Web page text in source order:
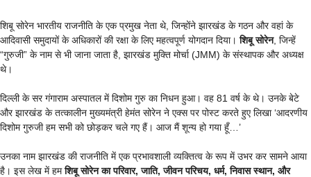
शिबू सोरेन भारतीय राजनीति के एक प्रमुख नेता थे, जिन्होंने झारखंड के गठन और वहां के
आदिवासी समुदायों के अधिकारों की रक्षा के लिए महत्वपूर्ण योगदान दिया।शिबू सोरेन, जिन्हें
“गुरुजी” के नाम से भी जाना जाता है, झारखंड मुक्ति मोर्चा (JMM) के संस्थापक और अध्यक्ष
थे।
दिल्‍ली के सर गंगाराम अस्‍पातल में दिशोम गुरु का निधन हुआ। वह 81 वर्ष के थे। उनके बेटे
और झारखंड के तत्‍कालीन मुख्‍यमंत्री हेमंत सोरेन ने एक्‍स पर पोस्‍ट करते हुए लिखा ‘आदरणीय
दिशोम गुरुजी हम सभी को छोड़कर चले गए हैं। आज मैं शून्य हो गया हूँ…’
उनका नाम झारखंड की राजनीति में एक प्रभावशाली व्यक्तित्व के रूप में उभर कर सामने आया
है। इस लेख में हमशिबू सोरेन का परिवार, जाति, जीवन परिचय, धर्म, निवास स्थान, और